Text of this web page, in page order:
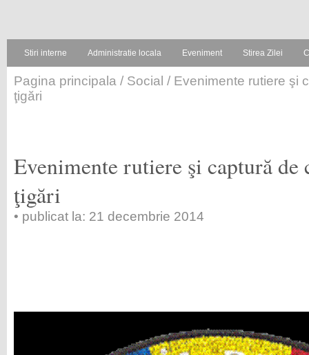
Stiri interne Administratie locala Eveniment Stirea Zilei
Pagina principala / Social / Evenimente rutiere şi
ţigări
Evenimente rutiere şi captură de
ţigări
• publicat la: 21 decembrie 2014